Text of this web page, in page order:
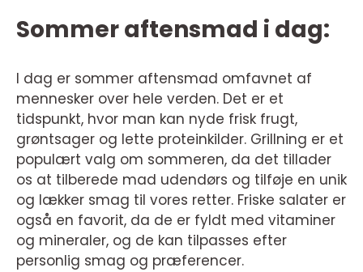
Sommer aftensmad i dag:
I dag er sommer aftensmad omfavnet af
mennesker over hele verden. Det er et
tidspunkt, hvor man kan nyde frisk frugt,
grøntsager og lette proteinkilder. Grillning er et
populært valg om sommeren, da det tillader
os at tilberede mad udendørs og tilføje en unik
og lækker smag til vores retter. Friske salater er
også en favorit, da de er fyldt med vitaminer
og mineraler, og de kan tilpasses efter
personlig smag og præferencer.